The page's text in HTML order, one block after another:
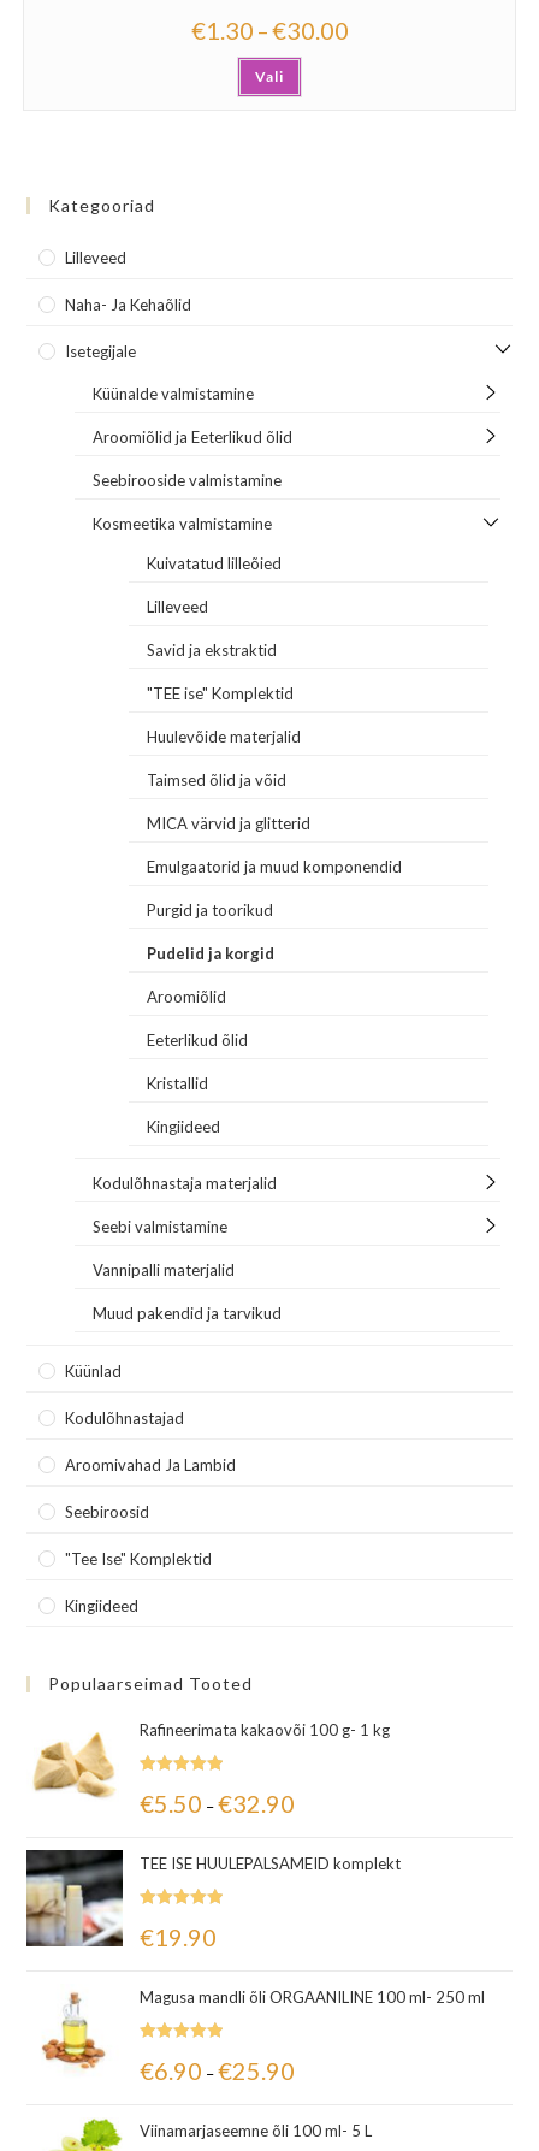
€1.30 –€30.00
Vali
Kategooriad
Lilleveed
Naha- Ja Kehaõlid
Isetegijale
Küünalde valmistamine
Aroomiõlid ja Eeterlikud õlid
Seebirooside valmistamine
Kosmeetika valmistamine
Kuivatatud lilleõied
Lilleveed
Savid ja ekstraktid
"TEE ise" Komplektid
Huulevõide materjalid
Taimsed õlid ja võid
MICA värvid ja glitterid
Emulgaatorid ja muud komponendid
Purgid ja toorikud
Pudelid ja korgid
Aroomiõlid
Eeterlikud õlid
Kristallid
Kingiideed
Kodulõhnastaja materjalid
Seebi valmistamine
Vannipalli materjalid
Muud pakendid ja tarvikud
Küünlad
Kodulõhnastajad
Aroomivahad Ja Lambid
Seebiroosid
"Tee Ise" Komplektid
Kingiideed
Populaarseimad Tooted
Rafineerimata kakaovõi 100 g- 1 kg
5.00 / 5
€5.50 – €32.90
TEE ISE HUULEPALSAMEID komplekt
5.00 / 5
€19.90
Magusa mandli õli ORGAANILINE 100 ml- 250 ml
5.00/ 5
€6.90 – €25.90
Viinamarjaseemne õli 100 ml- 5 L